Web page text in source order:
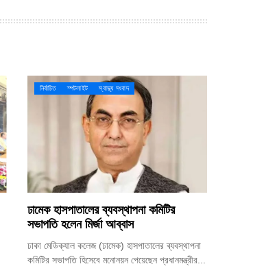
নির্বাচিত স্পটলাইট স্বাস্থ্য সংবাদ
ঢামেক হাসপাতালের ব্যবস্থাপনা কমিটির
সভাপতি হলেন মির্জা আব্বাস
ঢাকা মেডিক্যাল কলেজ (ঢামেক) হাসপাতালের ব্যবস্থাপনা
কমিটির সভাপতি হিসেবে মনোনয়ন পেয়েছেন প্রধানমন্ত্রীর...